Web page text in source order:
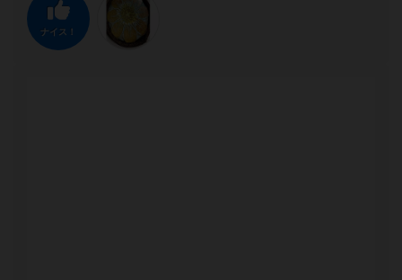
ナイス！